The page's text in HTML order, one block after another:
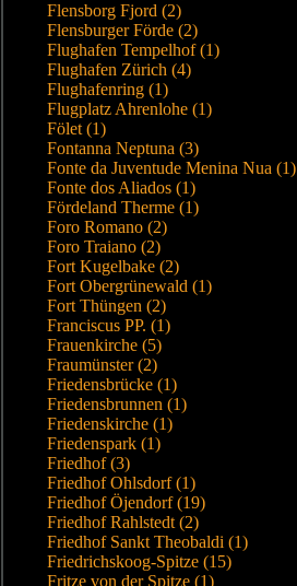
Flensborg Fjord (2)
Flensburger Förde (2)
Flughafen Tempelhof (1)
Flughafen Zürich (4)
Flughafenring (1)
Flugplatz Ahrenlohe (1)
Fölet (1)
Fontanna Neptuna (3)
Fonte da Juventude Menina Nua (1)
Fonte dos Aliados (1)
Fördeland Therme (1)
Foro Romano (2)
Foro Traiano (2)
Fort Kugelbake (2)
Fort Obergrünewald (1)
Fort Thüngen (2)
Franciscus PP. (1)
Frauenkirche (5)
Fraumünster (2)
Friedensbrücke (1)
Friedensbrunnen (1)
Friedenskirche (1)
Friedenspark (1)
Friedhof (3)
Friedhof Ohlsdorf (1)
Friedhof Öjendorf (19)
Friedhof Rahlstedt (2)
Friedhof Sankt Theobaldi (1)
Friedrichskoog-Spitze (15)
Fritze von der Spitze (1)